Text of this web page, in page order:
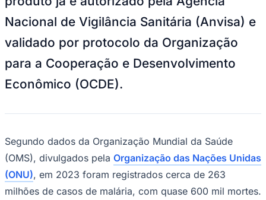
Brasileirão Série A
Brasileirão Série B
Paulistão
Copa do Brasil
Libertadores
Sul-Americana
Copa América
Champions League
La Liga
Times - Ir direto
Nacional de Vigilância Sanitária (Anvisa) e
validado por protocolo da Organização
para a Cooperação e Desenvolvimento
Econômico (OCDE).
Segundo dados da Organização Mundial da Saúde
(OMS), divulgados pela Organização das Nações Unidas
(ONU), em 2023 foram registrados cerca de 263
milhões de casos de malária, com quase 600 mil mortes.